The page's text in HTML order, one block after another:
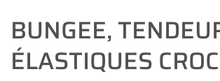
BUNGEE,
ÉLASTIQUES